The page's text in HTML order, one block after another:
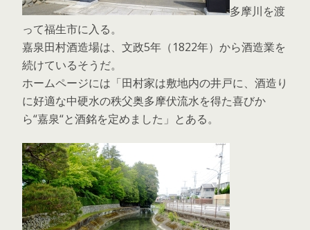
多摩川を渡
って福生市に入る。
嘉泉田村酒造場は、文政5年（1822年）から酒造業を
続けているそうだ。
ホームページには「田村家は敷地内の井戸に、酒造り
に好適な中硬水の秩父奥多摩伏流水を得た喜びか
ら“嘉泉“と酒銘を定めました」とある。